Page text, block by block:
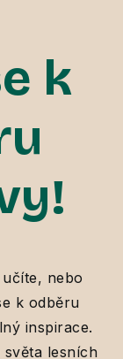
k
nebo
k odběru
inspirace.
světa lesních